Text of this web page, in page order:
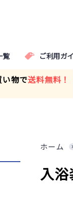
覧 ご利用ガ
物で送料無料！
ホーム
入